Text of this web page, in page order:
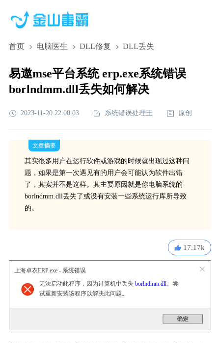
首页 电脑医生 DLL修复 DLL丢失
易遨mse平台系统 erp.exe系统错误
borlndmm.dll丢失如何解决
2023-11-20 22:00:03 系统错误处理王 原创
文章摘要
其实很多用户在运行软件或游戏的时候就出现过这种问
题，如果是第一次遇见有的用户会可能认为软件出错
了，其实并不是这样。其主要原因就是你电脑系统的
borlndmm.dll丢失了或没有安装一些系统运行库所导致
的。
17.17k
上海卓衣ERP.exe - 系统错误
无法启动此程序，因为计算机中丢失 borlndmm.dll。尝
试重新安装该程序以解决此问题。